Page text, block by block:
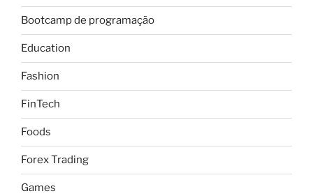
Bootcamp de programação
Education
Fashion
FinTech
Foods
Forex Trading
Games